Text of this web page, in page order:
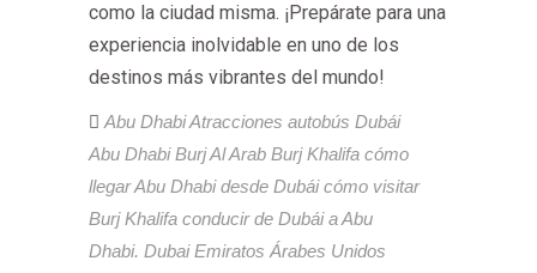
como la ciudad misma. ¡Prepárate para una
experiencia inolvidable en uno de los
destinos más vibrantes del mundo!
Abu DhabiAtracciones autobús Dubái
Abu Dhabi Burj Al Arab Burj Khalifa cómo
llegar Abu Dhabi desde Dubái cómo visitar
Burj Khalifa conducir de Dubái a Abu
Dhabi. Dubai Emiratos Árabes Unidos